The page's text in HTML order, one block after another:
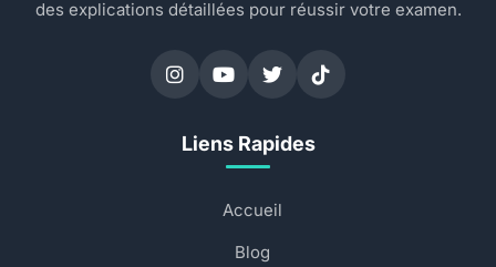
des explications détaillées pour réussir votre examen.
Liens Rapides
Accueil
Blog